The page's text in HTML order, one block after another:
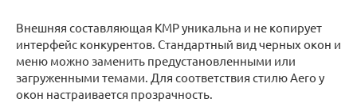
Внешняя составляющая KMP уникальна и не копирует
интерфейс конкурентов. Стандартный вид черных окон и
меню можно заменить предустановленными или
загруженными темами. Для соответствия стилю Aero у
окон настраивается прозрачность.